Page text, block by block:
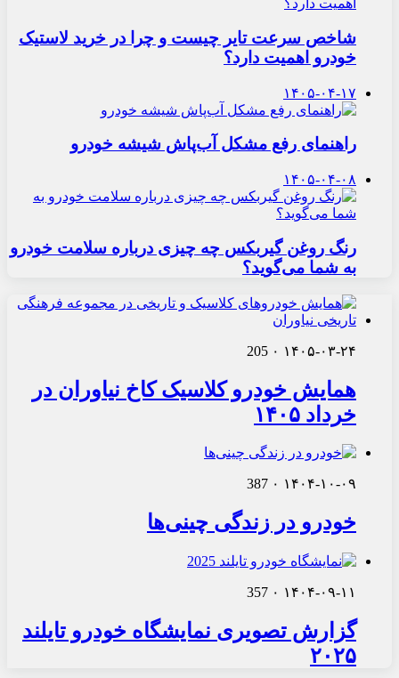
شاخص سرعت تایر چیست و چرا در خرید لاستیک
خودرو اهمیت دارد؟
۱۴۰۵-۰۴-۱۷
راهنمای رفع مشکل آب‌پاش شیشه خودرو
۱۴۰۵-۰۴-۰۸
رنگ روغن گیربکس چه چیزی درباره سلامت خودرو
به شما می‌گوید؟
۱۴۰۵-۰۳-۲۴ ۰ 205
همایش خودرو کلاسیک کاخ نیاوران در
خرداد ۱۴۰۵
۱۴۰۴-۱۰-۰۹ ۰ 387
خودرو در زندگی چینی‌ها
۱۴۰۴-۰۹-۱۱ ۰ 357
گزارش تصویری نمایشگاه خودرو تایلند
۲۰۲۵